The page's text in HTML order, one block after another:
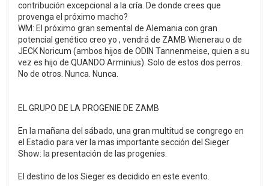
contribución excepcional a la cría. De donde crees que
provenga el próximo macho?
WM: El próximo gran semental de Alemania con gran
potencial genético creo yo , vendrá de ZAMB Wienerau o de
JECK Noricum (ambos hijos de ODIN Tannenmeise, quien a su
vez es hijo de QUANDO Arminius). Solo de estos dos perros.
No de otros. Nunca. Nunca.
EL GRUPO DE LA PROGENIE DE ZAMB
En la mañana del sábado, una gran multitud se congrego en
el Estadio para ver la mas importante sección del Sieger
Show: la presentación de las progenies.
El destino de los Sieger es decidido en este evento.